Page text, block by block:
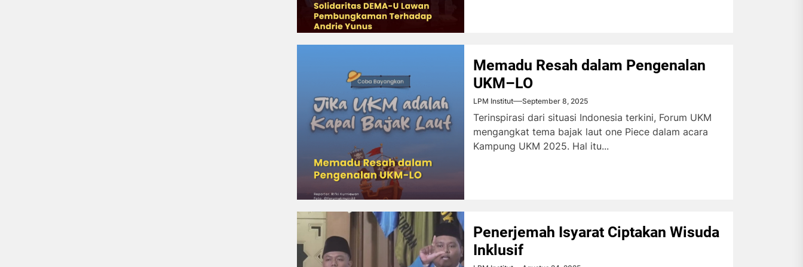
Memadu Resah dalam Pengenalan
UKM–LO
LPM Institut September 8, 2025
Terinspirasi dari situasi Indonesia terkini, Forum UKM
mengangkat tema bajak laut one Piece dalam acara
Kampung UKM 2025. Hal itu...
Penerjemah Isyarat Ciptakan Wisuda
Inklusif